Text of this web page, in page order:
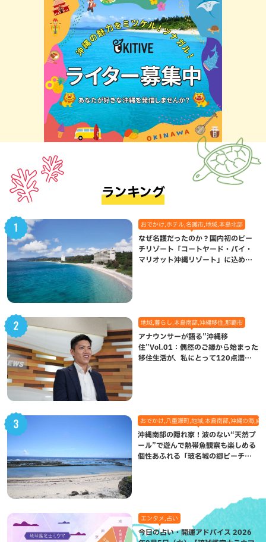
ランキング
おでかけ,ホテル,名護市,地域,本島北部
なぜ名護だったのか？国内初のビー
チリゾート「コートヤード・バイ・
マリオット沖縄リゾート」に込めら
地域,暮らし,本島南部,沖縄移住,那覇市
アナウンサーが語る”沖縄移
住”Vol.01：偶然のご縁から始まった
移住生活が、私にとって120点満点
おでかけ,八重瀬町,地域,本島南部,沖縄の海,自
沖縄南部の隠れ家！波のない“天然プ
ール”で遊んで熱帯魚観察も楽しめる
個性あふれる「玻名城の郷ビーチ」
エンタメ,占い
今日の占い・開運アドバイス 2026